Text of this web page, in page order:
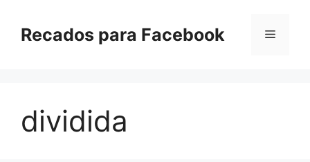
paraRecados para Facebook Menu
dividida